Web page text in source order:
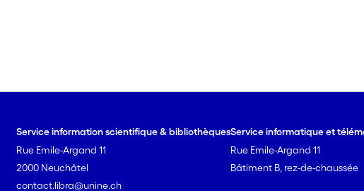
Service information scientifique & bibliothèques
Rue Emile-Argand 11
2000 Neuchâtel
contact.libra@unine.ch
Service informatique et
Rue Emile-Argand 11
Bâtiment B, rez-de-chaussée